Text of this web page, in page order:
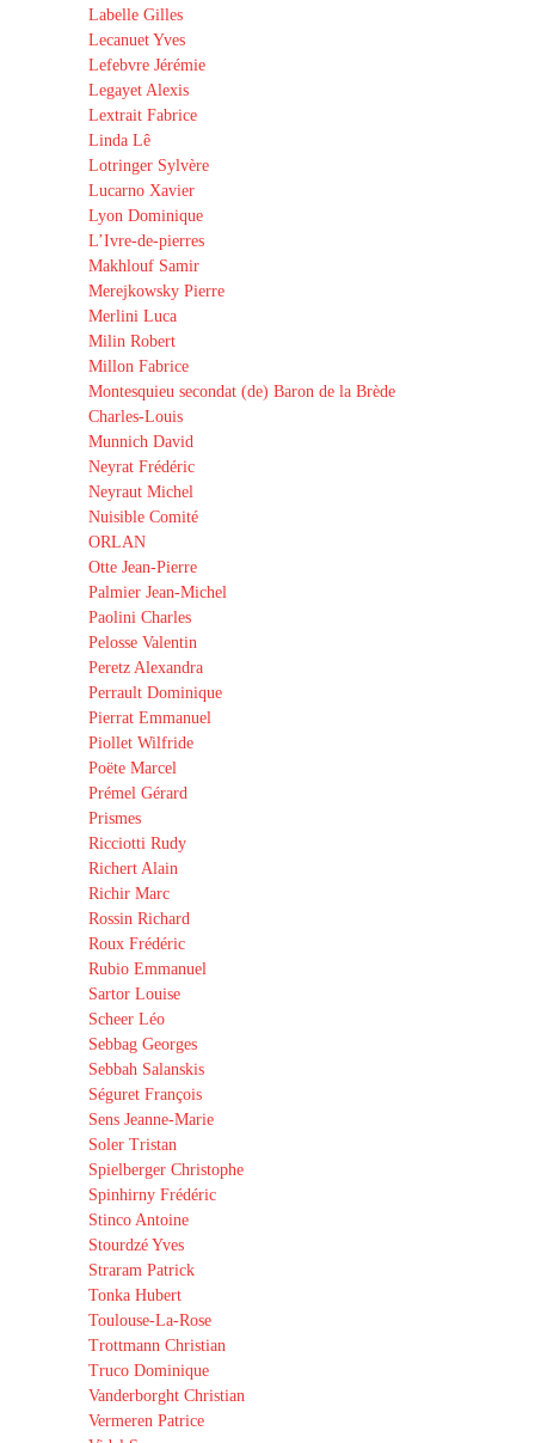
Labelle Gilles
Lecanuet Yves
Lefebvre Jérémie
Legayet Alexis
Lextrait Fabrice
Linda Lê
Lotringer Sylvère
Lucarno Xavier
Lyon Dominique
L’Ivre-de-pierres
Makhlouf Samir
Merejkowsky Pierre
Merlini Luca
Milin Robert
Millon Fabrice
Montesquieu secondat (de) Baron de la Brède
Charles-Louis
Munnich David
Neyrat Frédéric
Neyraut Michel
Nuisible Comité
ORLAN
Otte Jean-Pierre
Palmier Jean-Michel
Paolini Charles
Pelosse Valentin
Peretz Alexandra
Perrault Dominique
Pierrat Emmanuel
Piollet Wilfride
Poëte Marcel
Prémel Gérard
Prismes
Ricciotti Rudy
Richert Alain
Richir Marc
Rossin Richard
Roux Frédéric
Rubio Emmanuel
Sartor Louise
Scheer Léo
Sebbag Georges
Sebbah Salanskis
Séguret François
Sens Jeanne-Marie
Soler Tristan
Spielberger Christophe
Spinhirny Frédéric
Stinco Antoine
Stourdzé Yves
Straram Patrick
Tonka Hubert
Toulouse-La-Rose
Trottmann Christian
Truco Dominique
Vanderborght Christian
Vermeren Patrice